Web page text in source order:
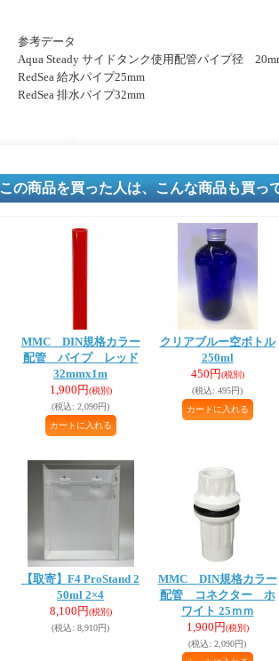
参考データ
Aqua Steady サイドタンク使用配管パイプ径
RedSea 給水パイプ25mm
RedSea 排水パイプ32mm
この商品を買った人は、こんな商品も買っ
MMC DIN規格カラー
配管 パイプ レッド
32mmx1m
1,900円(税別)
(税込: 2,090円)
クリアブルー空ボトル
250ml
450円(税別)
(税込: 495円)
【取寄】F4 ProStand 2
50ml 2×4
8,100円(税別)
(税込: 8,910円)
MMC DIN規格カラー
配管 コネクター ホ
ワイト 25ｍｍ
1,900円(税別)
(税込: 2,090円)